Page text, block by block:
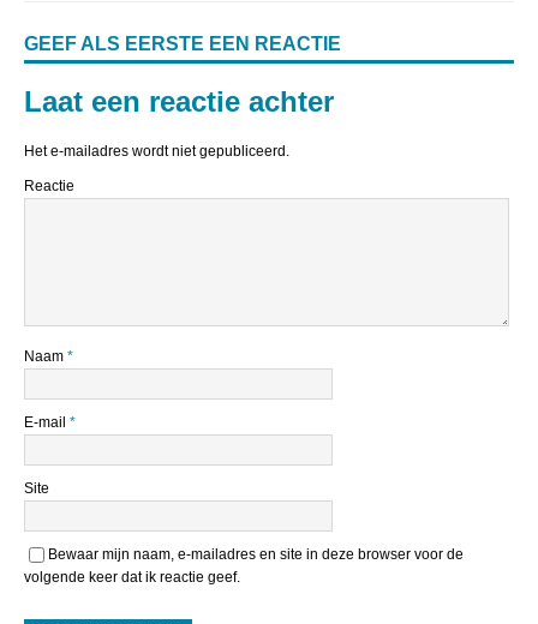
GEEF ALS EERSTE EEN REACTIE
Laat een reactie achter
Het e-mailadres wordt niet gepubliceerd.
Reactie
Naam *
E-mail *
Site
Bewaar mijn naam, e-mailadres en site in deze browser voor de
volgende keer dat ik reactie geef.